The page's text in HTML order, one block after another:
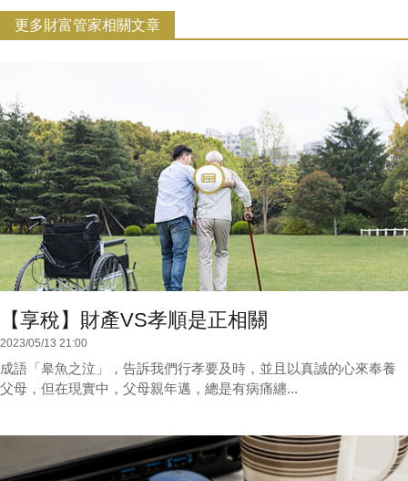
更多財富管家相關文章
【享稅】財產VS孝順是正相關
2023/05/13 21:00
成語「皋魚之泣」，告訴我們行孝要及時，並且以真誠的心來奉養
父母，但在現實中，父母親年邁，總是有病痛纏...